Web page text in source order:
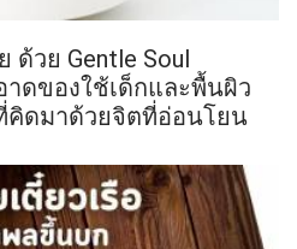
วย Gentle Soul
ดของใช้เด็กและพื้นผิว
คิดมาด้วยจิตที่อ่อนโยน